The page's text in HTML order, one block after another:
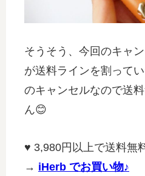
そうそう、今回のキャ
が送料ラインを割って
のキャンセルなので送
ん😊
♥ 3,980円以上で送料無
→ iHerb でお買い物♪